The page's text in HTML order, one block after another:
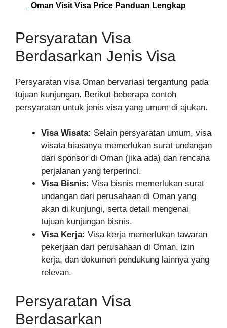
Oman Visit Visa Price Panduan Lengkap
Persyaratan Visa
Berdasarkan Jenis Visa
Persyaratan visa Oman bervariasi tergantung pada
tujuan kunjungan. Berikut beberapa contoh
persyaratan untuk jenis visa yang umum di ajukan.
Visa Wisata: Selain persyaratan umum, visa
wisata biasanya memerlukan surat undangan
dari sponsor di Oman (jika ada) dan rencana
perjalanan yang terperinci.
Visa Bisnis: Visa bisnis memerlukan surat
undangan dari perusahaan di Oman yang
akan di kunjungi, serta detail mengenai
tujuan kunjungan bisnis.
Visa Kerja: Visa kerja memerlukan tawaran
pekerjaan dari perusahaan di Oman, izin
kerja, dan dokumen pendukung lainnya yang
relevan.
Persyaratan Visa
Berdasarkan